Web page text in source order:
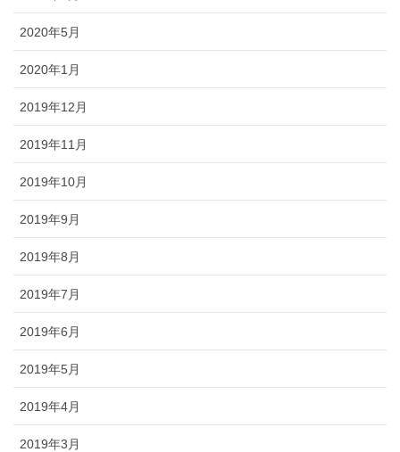
2020年5月
2020年1月
2019年12月
2019年11月
2019年10月
2019年9月
2019年8月
2019年7月
2019年6月
2019年5月
2019年4月
2019年3月